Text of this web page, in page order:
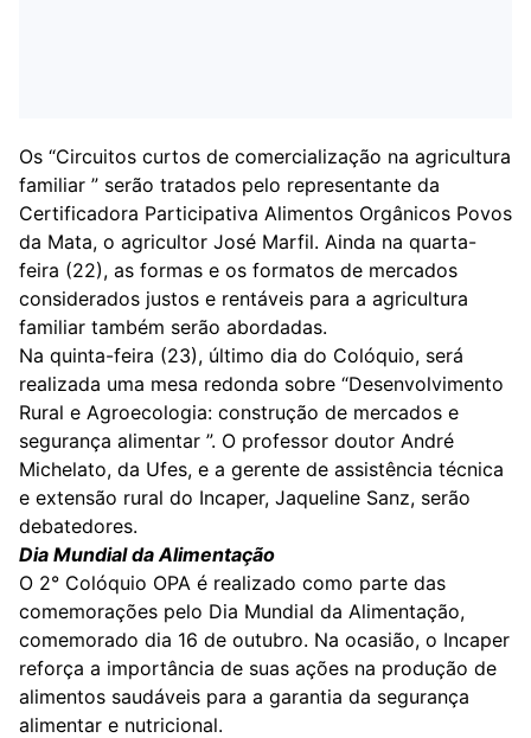
Os “Circuitos curtos de comercialização na agricultura
familiar ” serão tratados pelo representante da
Certificadora Participativa Alimentos Orgânicos Povos
da Mata, o agricultor José Marfil. Ainda na quarta-
feira (22), as formas e os formatos de mercados
considerados justos e rentáveis para a agricultura
familiar também serão abordadas.
Na quinta-feira (23), último dia do Colóquio, será
realizada uma mesa redonda sobre “Desenvolvimento
Rural e Agroecologia: construção de mercados e
segurança alimentar ”. O professor doutor André
Michelato, da Ufes, e a gerente de assistência técnica
e extensão rural do Incaper, Jaqueline Sanz, serão
debatedores.
Dia Mundial da Alimentação
O 2° Colóquio OPA é realizado como parte das
comemorações pelo Dia Mundial da Alimentação,
comemorado dia 16 de outubro. Na ocasião, o Incaper
reforça a importância de suas ações na produção de
alimentos saudáveis para a garantia da segurança
alimentar e nutricional.